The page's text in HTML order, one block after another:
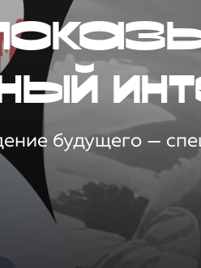
будущего —